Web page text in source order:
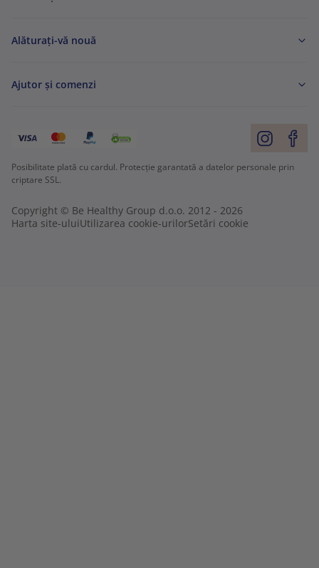
Alăturați-vă nouă
Ajutor și comenzi
Posibilitate plată cu cardul. Protecție garantată a datelor personale prin
criptare SSL.
Copyright © Be Healthy Group d.o.o. 2012 - 2026
Harta site-uluiUtilizarea cookie-urilorSetări cookie